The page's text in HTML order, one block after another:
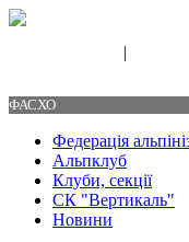
|
ФАСХО
Федерація
Альпклуб
Клуби, секції
СК "Вертикаль"
Новини